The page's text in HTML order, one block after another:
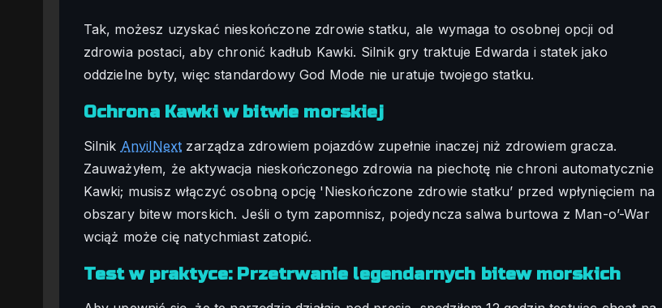
Tak, możesz uzyskać nieskończone zdrowie statku, ale wymaga to osobnej opcji od
zdrowia postaci, aby chronić kadłub Kawki. Silnik gry traktuje Edwarda i statek jako
oddzielne byty, więc standardowy God Mode nie uratuje twojego statku.
Ochrona Kawki w bitwie morskiej
Silnik AnvilNext zarządza zdrowiem pojazdów zupełnie inaczej niż zdrowiem gracza.
Zauważyłem, że aktywacja nieskończonego zdrowia na piechotę nie chroni automatycznie
Kawki; musisz włączyć osobną opcję 'Nieskończone zdrowie statku’ przed wpłynięciem na
obszary bitew morskich. Jeśli o tym zapomnisz, pojedyncza salwa burtowa z Man-o’-War
wciąż może cię natychmiast zatopić.
Test w praktyce: Przetrwanie legendarnych bitew morskich